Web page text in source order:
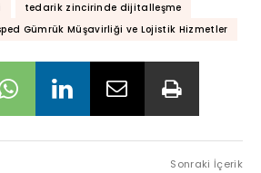
tedarik zincirinde dijitalleşme
Gümrük Müşavirliği ve Lojistik Hizmetler
Sonraki İçerik